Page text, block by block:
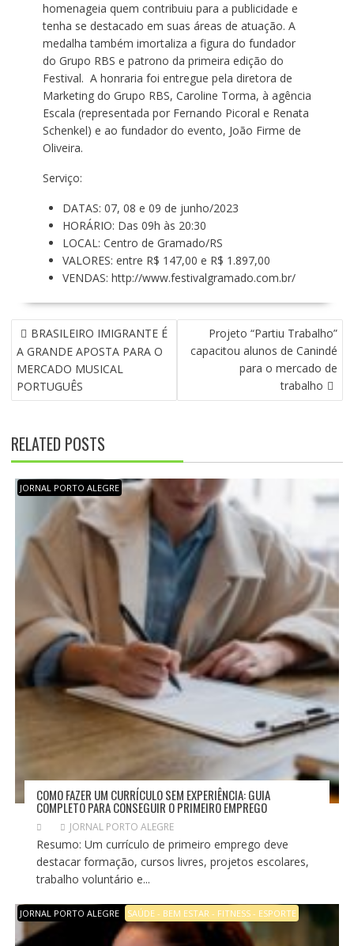
homenageia quem contribuiu para a publicidade e
tenha se destacado em suas áreas de atuação. A
medalha também imortaliza a figura do fundador
do Grupo RBS e patrono da primeira edição do
Festival. A honraria foi entregue pela diretora de
Marketing do Grupo RBS, Caroline Torma, à agência
Escala (representada por Fernando Picoral e Renata
Schenkel) e ao fundador do evento, João Firme de
Oliveira.
Serviço:
DATAS: 07, 08 e 09 de junho/2023
HORÁRIO: Das 09h às 20:30
LOCAL: Centro de Gramado/RS
VALORES: entre R$ 147,00 e R$ 1.897,00
VENDAS: http://www.festivalgramado.com.br/
N
A
V
G
Ç
Ã
O
D
T
BRASILEIRO IMIGRANTE É
A GRANDE APOSTA PARA O
MERCADO MUSICAL
PORTUGUÊS
Projeto “Partiu Trabalho”
capacitou alunos de Canindé
para o mercado de
trabalho
RELATED POSTS
JORNAL PORTO ALEGRE
COMO FAZER UM CURRÍCULO SEM EXPERIÊNCIA: GUIA
COMPLETO PARA CONSEGUIR O PRIMEIRO EMPREGO
JORNAL PORTO ALEGRE
Resumo: Um currículo de primeiro emprego deve
destacar formação, cursos livres, projetos escolares,
trabalho voluntário e...
JORNAL PORTO ALEGRE SAÚDE - BEM ESTAR - FITNESS - ESPORTE